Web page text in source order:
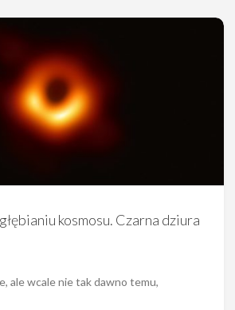
kosmosu. Czarna dziura
ale wcale nie tak dawno temu,